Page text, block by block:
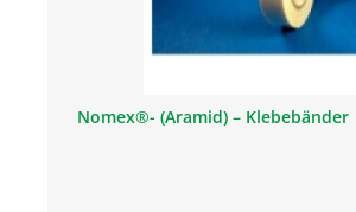
Nomex®- (Aramid) – Klebebänder